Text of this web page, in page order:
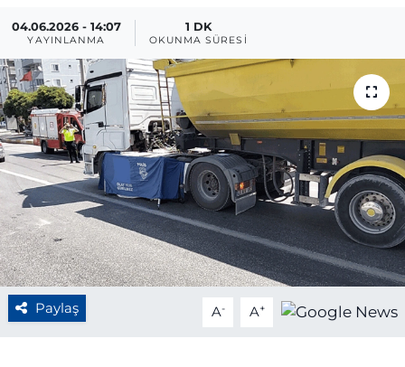
04.06.2026 - 14:07
YAYINLANMA
1 DK
OKUNMA SÜRESI
Paylaş A- A+
TEKNOLOJİ
BÖLGE
YAŞAM
DÜNYA
GENEL
GÜNCEL
RESMİ İLAN